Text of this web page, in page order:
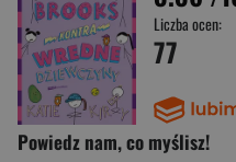
Liczba ocen:
77
Powiedz nam, co myślisz!